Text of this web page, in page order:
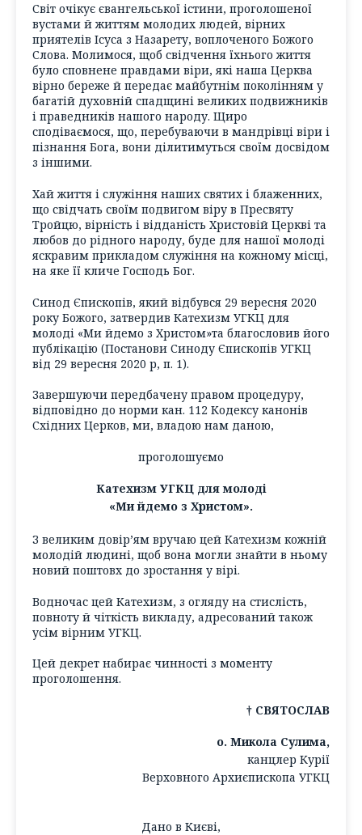
Світ очікує євангельської істини, проголошеної
вустами й життям молодих людей, вірних
приятелів Ісуса з Назарету, воплоченого Божого
Слова. Молимося, щоб свідчення їхнього життя
було сповнене правдами віри, які наша Церква
вірно береже й передає майбутнім поколінням у
багатій духовній спадщині великих подвижників
і праведників нашого народу. Щиро
сподіваємося, що, перебуваючи в мандрівці віри і
пізнання Бога, вони ділитимуться своїм досвідом
з іншими.
Хай життя і служіння наших святих і блаженних,
що свідчать своїм подвигом віру в Пресвяту
Тройцю, вірність і відданість Христовій Церкві та
любов до рідного народу, буде для нашої молоді
яскравим прикладом служіння на кожному місці,
на яке її кличе Господь Бог.
Синод Єпископів, який відбувся 29 вересня 2020
року Божого, затвердив Катехизм УГКЦ для
молоді «Ми йдемо з Христом»та благословив його
публікацію (Постанови Синоду Єпископів УГКЦ
від 29 вересня 2020 р, п. 1).
Завершуючи передбачену правом процедуру,
відповідно до норми кан. 112 Кодексу канонів
Східних Церков, ми, владою нам даною,
проголошуємо
Катехизм УГКЦ для молоді
«Ми йдемо з Христом».
З великим довір’ям вручаю цей Катехизм кожній
молодій людині, щоб вона могли знайти в ньому
новий поштовх до зростання у вірі.
Водночас цей Катехизм, з огляду на стислість,
повноту й чіткість викладу, адресований також
усім вірним УГКЦ.
Цей декрет набирає чинності з моменту
проголошення.
† СВЯТОСЛАВ
о. Микола Сулима,
канцлер Курії
Верховного Архиєпископа УГКЦ
Дано в Києві,